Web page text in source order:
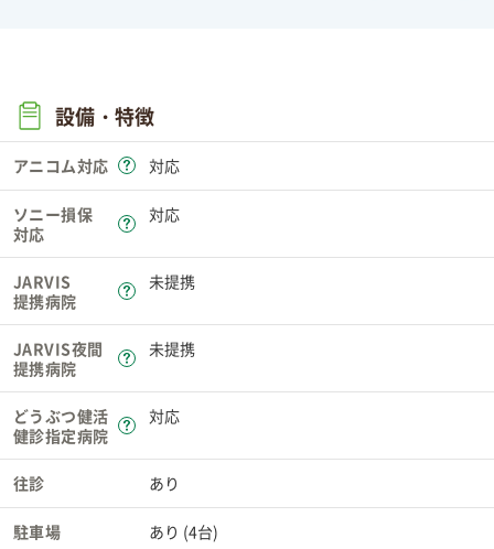
設備・特徴
アニコム対応 対応
ソニー損保
対応
対応
JARVIS
提携病院
未提携
JARVIS夜間
提携病院
未提携
どうぶつ健活
健診指定病院
対応
往診 あり
駐車場 あり (4台)